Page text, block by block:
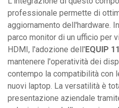
professionale permette di
aggiornamento dell'hardware.
parco monitor di un ufficio per
HDMI, l'adozione dell'EQUIP
mantenere l'operatività dei
contempo la compatibilità con
nuovi laptop. La versatilità è
presentazione aziendale